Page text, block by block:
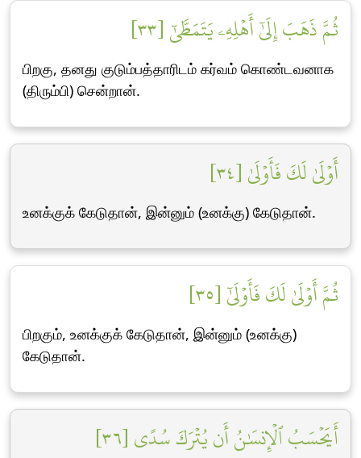
ثُمَّ ذَهَبَ إِلَىٰٓ أَهۡلِهِۦ يَتَمَطَّىٰٓ [٣٣]
பிறகு, தனது குடும்பத்தாரிடம் கர்வம் கொண்டவனாக
(திரும்பி) சென்றான்.
أَوۡلَىٰ لَكَ فَأَوۡلَىٰ [٣٤]
உனக்குக் கேடுதான், இன்னும் (உனக்கு) கேடுதான்.
ثُمَّ أَوۡلَىٰ لَكَ فَأَوۡلَىٰٓ [٣٥]
பிறகும், உனக்குக் கேடுதான், இன்னும் (உனக்கு)
கேடுதான்.
أَيَحۡسَبُ ٱلۡإِنسَٰنُ أَن يُتۡرَكَ سُدًى [٣٦]